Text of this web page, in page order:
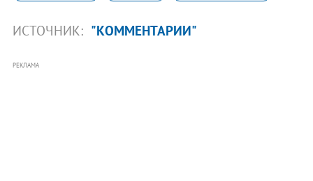
ИСТОЧНИК: "КОММЕНТАРИИ"
РЕКЛАМА